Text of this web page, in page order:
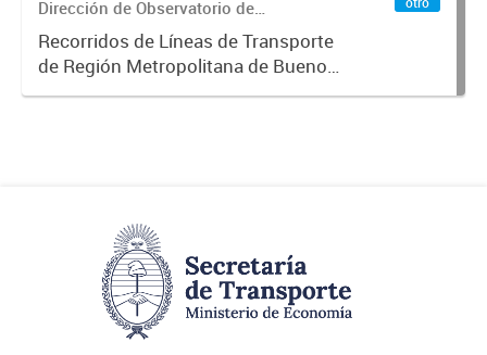
Metropolitana de
Buenos Aires (RMBA)
Dirección de Observatorio de
Transporte, Estudio y Sistemas
Recorridos de Líneas de Transporte
de Región Metropolitana de Buenos
Aires (RMBA).-